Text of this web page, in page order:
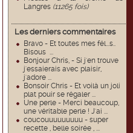
Langres (11265 fois)
Les derniers commentaires
Bravo - Et toutes mes fél...s..
Bisous ...
Bonjour Chris, - Si j'en trouve
j'essaierais avec plaisir,
j'adore ...
Bonsoir Chris - Et voilà un joli
plat pouir se régaler ...
Une perle - Merci beaucoup,
une véritable perle ! J'ai ...
coucouuuuuuuuu - super
recette , belle soirée , ...